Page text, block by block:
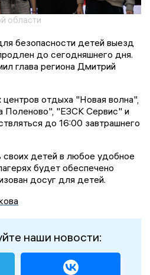
области
безопасности детей выезд
до сегодняшнего дня.
глава региона Дмитрий
отдыха "Новая волна",
Поленово", "ЕЗСК Сервис" и
до 16:00 завтрашнего
своих детей в любое удобное
будет обеспечено
досуг для детей.
наши новости: